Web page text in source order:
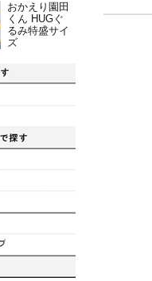
おかえり園田
くん HUGぐ
るみ特盛サイ
ズ